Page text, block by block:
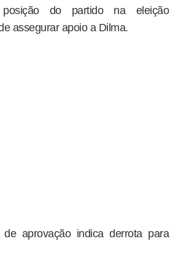
do partido na eleição
assegurar apoio a Dilma.
de aprovação indica derrota para